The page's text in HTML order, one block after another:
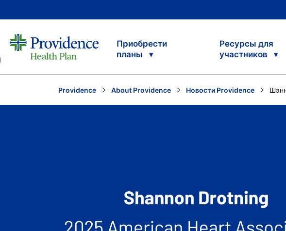
Приобрести
планы
Ресурсы для
участников
Providence About Providence Новости Providence